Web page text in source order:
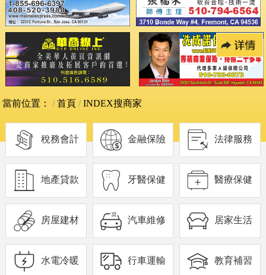
當前位置： 首頁 INDEX搜商家
稅務會計 金融保險 法律服務
地產貸款 牙醫保健 醫療保健
房屋建材 汽車維修 居家生活
水電冷暖 行車運輸 教育補習